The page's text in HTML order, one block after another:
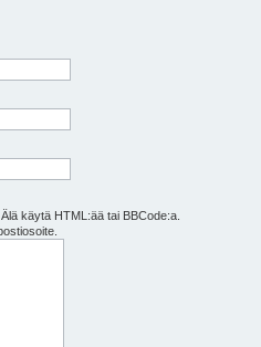
käytä HTML:ää tai BBCode:a.